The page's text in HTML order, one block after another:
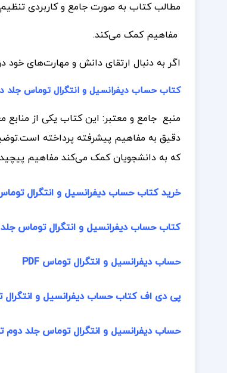
مطالب کتاب به صورت جامع و کاربردی
مفاهیم کمک می‌کند.
اگر به دنبال ارتقای دانش و مهارت‌های
کتاب حساب دیفرانسیل و انتگرال توماس
منبع جامع و معتبر: این کتاب یکی از
دقیق به مفاهیم پیشرفته پرداخته است.
که به دانشجویان کمک می‌کند مفاهیم
خرید کتاب حساب دیفرانسیل و انتگرال
کتاب حساب دیفرانسیل و انتگرال توماس
حساب دیفرانسیل و انتگرال توماس PDF
پی دی اف کتاب حساب دیفرانسیل و
حساب دیفرانسیل و انتگرال توماس جلد